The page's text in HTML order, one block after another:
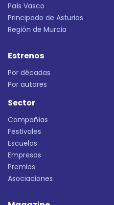
País Vasco
Principado de Asturias
Región de Murcia
Estrenos
Por décadas
Por autores
Sector
Compañías
Festivales
Escuelas
Empresas
Premios
Asociaciones